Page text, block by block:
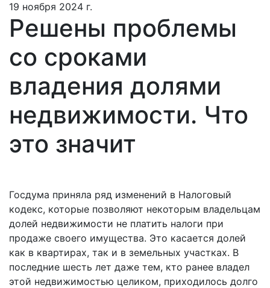
19 ноября 2024 г.
Решены проблемы
со сроками
владения долями
недвижимости. Что
это значит
Госдума приняла ряд изменений в Налоговый
кодекс, которые позволяют некоторым владельцам
долей недвижимости не платить налоги при
продаже своего имущества. Это касается долей
как в квартирах, так и в земельных участках. В
последние шесть лет даже тем, кто ранее владел
этой недвижимостью целиком, приходилось долго